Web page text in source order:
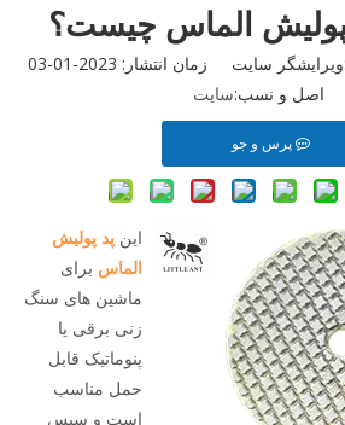
پولیش الماس چیست؟
نویسنده:ویرایشگر سایت زمان انتشار: 2023-01-03
اصل و نسب:سایت
پرس و جو
این پد پولیش
الماس برای
ماشین های سنگ
زنی برقی یا
پنوماتیک قابل
حمل مناسب
است و سپس